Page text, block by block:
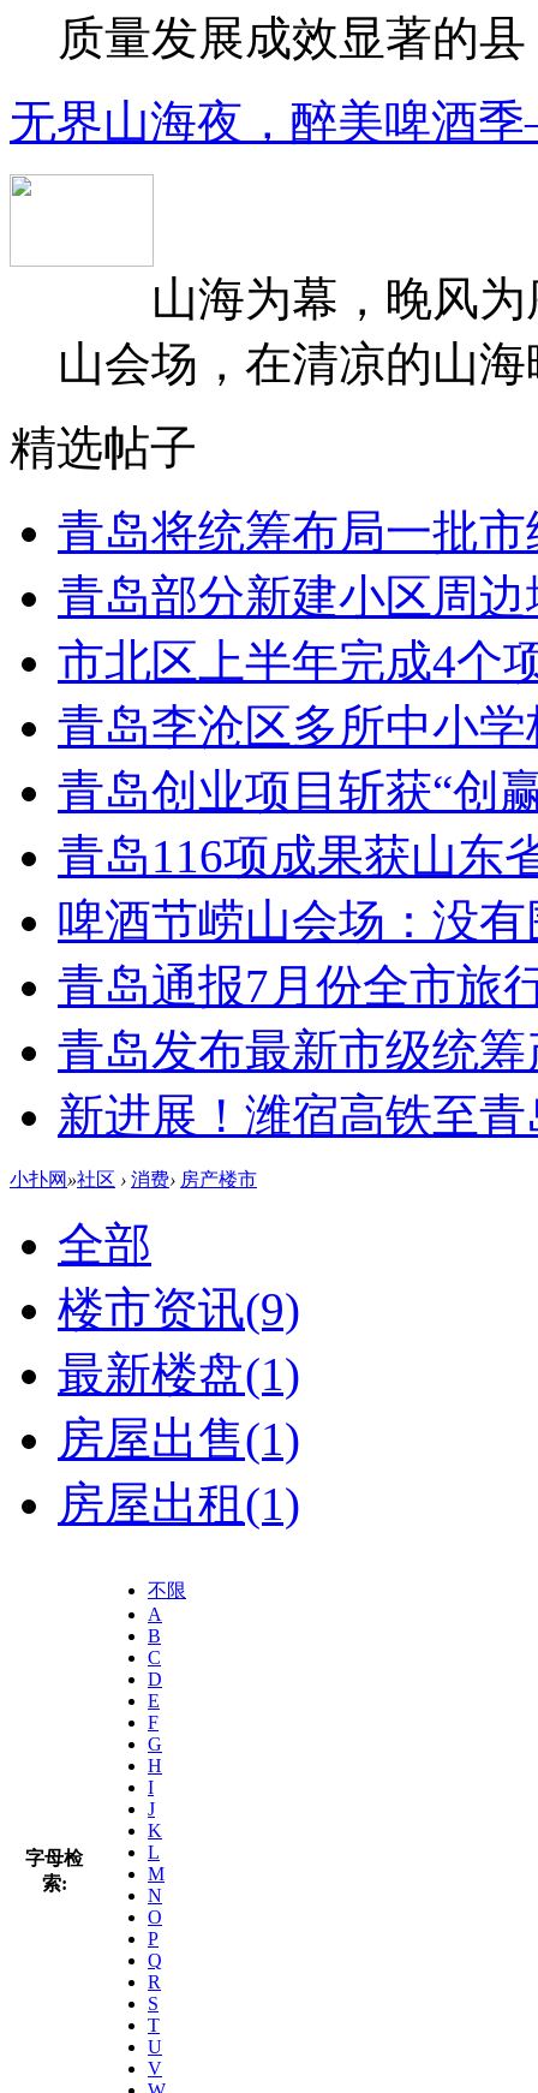
质量发展成效显著的
无界山海夜，醉美啤酒
山海为幕，晚风为
山会场，在清凉的山
精选帖子
青岛将统筹布局一批市
青岛部分新建小区周
市北区上半年完成4个
青岛李沧区多所中小
青岛创业项目斩获“创
青岛116项成果获山东
啤酒节崂山会场：没有
青岛通报7月份全市旅
青岛发布最新市级统
新进展！潍宿高铁至
小扑网 »社区 › 消费› 房产楼市
全部
楼市资讯(9)
最新楼盘(1)
房屋出售(1)
房屋出租(1)
字母检
索:
不限
A
B
C
D
E
F
G
H
I
J
K
L
M
N
O
P
Q
R
S
T
U
V